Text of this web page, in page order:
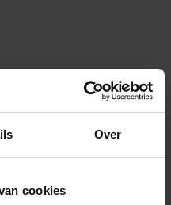
Over
cookies